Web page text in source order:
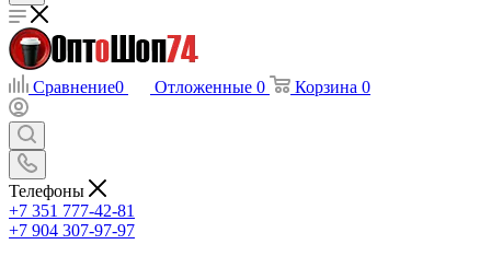
Сравнение0 Отложенные 0 Корзина 0
Телефоны
+7 351 777-42-81
+7 904 307-97-97